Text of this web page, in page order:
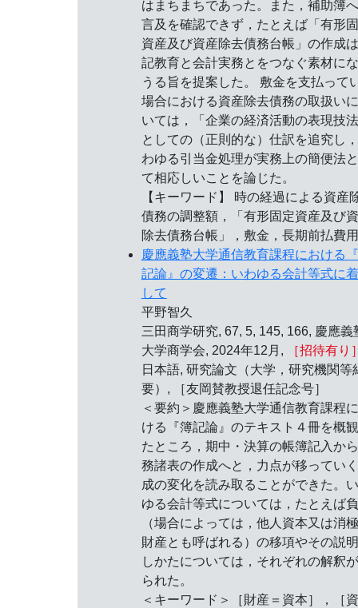
はまちまちであった。また，補助簿
言及を確認できず，たとえば「有形
資産及び資産除去債務台帳」の作成
記教育と会計実務とをつなぐ素材に
うる旨を提案した。 敷金を支払って
場合における資産除去債務の取扱い
いては，「企業の経済活動の表現技
としての（正則的な）仕訳を追究し
わゆる引当金処理が実務上の簡便法
て相応しいことを論じた。
【キーワード】 時の経過による資産
債務の調整額，「有形固定資産及び
除去債務台帳」，敷金，長期前払費用
慶應義塾大学通信教育課程における
記論』の変遷：いわゆる会計等式に
して
平野智久
三田商学研究, 67, 5, 145, 166, 慶應義
大学商学会, 2024年12月,
［招待有り
日本語, 研究論文（大学，研究機関等
要）, ［友岡賛教授退任記念号］
＜要約＞慶應義塾大学通信教育課程
ける『簿記論』のテキスト４冊を概
たところ，期中・決算の帳簿記入か
務諸表の作成へと，力点が移ってい
成の変化を読み取ることができた。
ゆる会計等式については，たとえば
（場合によっては，他人資本又は消
財産とも呼ばれる）の移項やその説
しかたについては，それぞれの解釈
られた。
＜キーワード＞［財産＝資本］，［